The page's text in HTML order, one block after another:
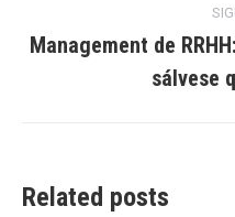
Management de
sálvese
Related posts